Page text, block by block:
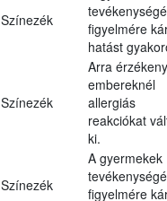
Színezék
figyelmére
hatást
Színezék
Arra érzékeny
embereknél
allergiás
reakciókat
ki.
Színezék
A gyermekek
figyelmére